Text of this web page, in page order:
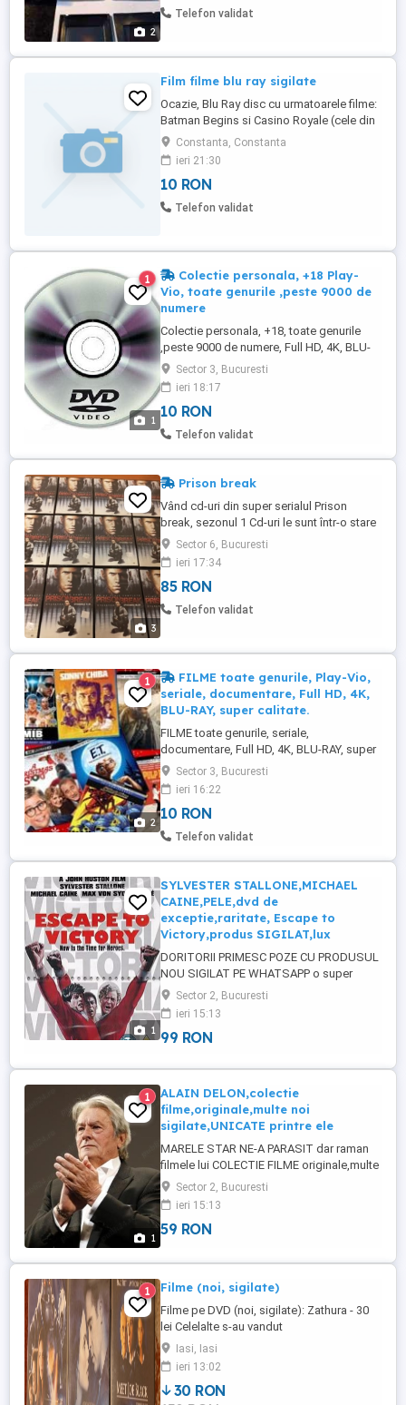
2
Telefon validat
Film filme blu ray sigilate
Ocazie, Blu Ray disc cu urmatoarele filme:
Batman Begins si Casino Royale (cele din
poza). SIGILATE! Pret fix 10 lei blu ray, la
alegere. NU trimit in tara, nu fac schimburi.
Constanta, Constanta
ieri 21:30
10 RON
Telefon validat
1
1
Colectie personala, +18 Play-
Vio, toate genurile ,peste 9000 de
numere
Colectie personala, +18, toate genurile
,peste 9000 de numere, Full HD, 4K, BLU-
RAY, super calitate. Se pun pe orice
suport, memorii externe ( stik-uri, hard
extern, card ), DVD-uri. Preturi accesibile.
Play-Vio.
Sector 3, Bucuresti
ieri 18:17
10 RON
Telefon validat
3
Prison break
Vând cd-uri din super serialul Prison
break, sezonul 1 Cd-uri le sunt într-o stare
impecabila Excelenta oportunitate pt
pasionații de filme bune și colectionari
Sector 6, Bucuresti
ieri 17:34
85 RON
Telefon validat
2
1
FILME toate genurile, Play-Vio,
seriale, documentare, Full HD, 4K,
BLU-RAY, super calitate.
FILME toate genurile, seriale,
documentare, Full HD, 4K, BLU-RAY, super
calitate. Se pun pe orice suport, memorii
externe ( stik-uri, hard extern, card ), DVD-
uri. Preturi accesibile. Play-Vio.
Sector 3, Bucuresti
ieri 16:22
10 RON
Telefon validat
1
SYLVESTER STALLONE,MICHAEL
CAINE,PELE,dvd de
exceptie,raritate, Escape to
Victory,produs SIGILAT,lux
DORITORII PRIMESC POZE CU PRODUSUL
NOU SIGILAT PE WHATSAPP o super
raritate de film ,PRODUS NOU,SIGILAT film
pentru cunoscatori si cinefili pasionati
FILM RAR DE COLECTIE Distributie de
exceptie poze la cerere pe whatsapp si
STALLONE si MICHAEL CAINE pretul la
restul ...
Sector 2, Bucuresti
ieri 15:13
99 RON
1
1
ALAIN DELON,colectie
filme,originale,multe noi
sigilate,UNICATE printre ele
MARELE STAR NE-A PARASIT dar raman
filmele lui COLECTIE FILME originale,multe
sunt sigilate toate au subtitrare in romana
solicitati si primiti poze pret intre 59 si 99
lei bucata,functie de titlul solicitat si sigiliu
relatii intre 10 si 20 zilnic bucuresti plata
Sector 2, Bucuresti
ieri 15:13
59 RON
1 Filme (noi, sigilate)
Filme pe DVD (noi, sigilate): Zathura - 30
lei Celelalte s-au vandut
Iasi, Iasi
ieri 13:02
30 RON